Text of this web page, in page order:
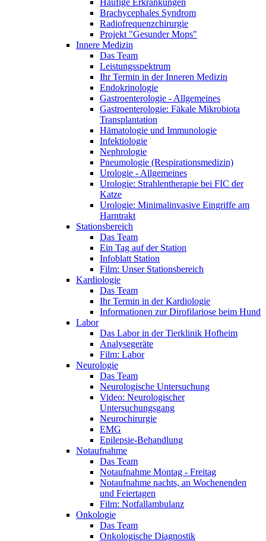
Häufige Erkrankungen
Brachycephales Syndrom
Radiofrequenzchirurgie
Projekt "Gesunder Mops"
Innere Medizin
Das Team
Leistungsspektrum
Ihr Termin in der Inneren Medizin
Endokrinologie
Gastroenterologie - Allgemeines
Gastroenterologie: Fäkale Mikrobiota
Transplantation
Hämatologie und Immunologie
Infektiologie
Nephrologie
Pneumologie (Respirationsmedizin)
Urologie - Allgemeines
Urologie: Strahlentherapie bei FIC der
Katze
Urologie: Minimalinvasive Eingriffe am
Harntrakt
Stationsbereich
Das Team
Ein Tag auf der Station
Infoblatt Station
Film: Unser Stationsbereich
Kardiologie
Das Team
Ihr Termin in der Kardiologie
Informationen zur Dirofilariose beim Hund
Labor
Das Labor in der Tierklinik Hofheim
Analysegeräte
Film: Labor
Neurologie
Das Team
Neurologische Untersuchung
Video: Neurologischer
Untersuchungsgang
Neurochirurgie
EMG
Epilepsie-Behandlung
Notaufnahme
Das Team
Notaufnahme Montag - Freitag
Notaufnahme nachts, an Wochenenden
und Feiertagen
Film: Notfallambulanz
Onkologie
Das Team
Onkologische Diagnostik